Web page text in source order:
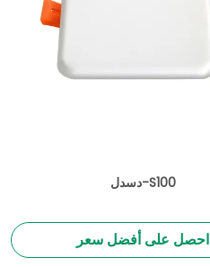
دسدل-S100
احصل على أفضل سعر